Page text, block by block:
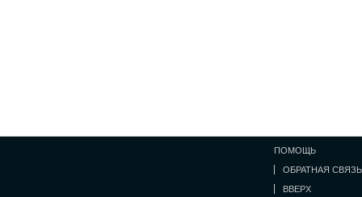
ПОМОЩЬ
ОБРАТНАЯ СВЯЗЬ
ВВЕРХ